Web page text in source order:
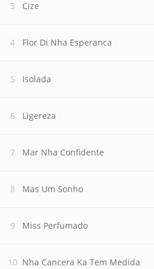
Cize
Flor Di Nha Esperanca
Isolada
Ligereza
Mar Nha Confidente
Mas Um Sonho
Miss Perfumado
Nha Cancera Ka Tem Medida